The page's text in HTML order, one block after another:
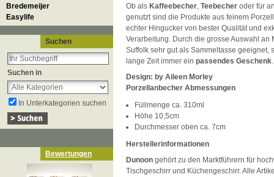
Bredemeijer
Easylife
Suchen
Suchen in
In Unterkategorien suchen
Bewertungen
Ob als Kaffeebecher, Teebecher oder für
genutzt sind die Produkte aus feinem
echter Hingucker von bester Qualität und
Verarbeitung. Durch die grosse Auswahl an
Suffolk sehr gut als Sammeltasse geeignet,
lange Zeit immer ein passendes Geschenk.
Design: by Aileen Morley
Porzellanbecher Abmessungen
Füllmenge ca. 310ml
Höhe 10,5cm
Durchmesser oben ca. 7cm
Herstellerinformationen
Dunoon gehört zu den Marktführern für
Tischgeschirr und Küchengeschirr. Alle